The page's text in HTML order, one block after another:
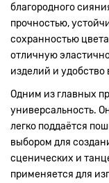
благородного
прочностью,
сохранностью
отличную
изделий и удобство
Одним из главных
универсальность.
легко поддаётся
выбором для
сценических и
применяется для